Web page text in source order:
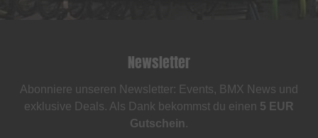
Newsletter
Abonniere unseren Newsletter: Events, BMX News und
exklusive Deals. Als Dank bekommst du einen 5 EUR
Gutschein.